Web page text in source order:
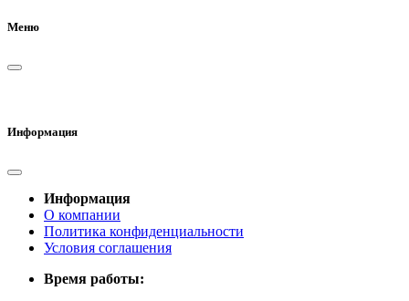
Меню
Информация
Информация
О компании
Политика конфиденциальности
Условия соглашения
Время работы: